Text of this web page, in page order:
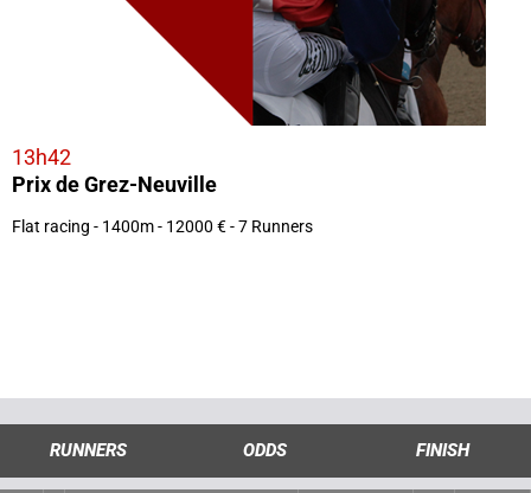
13h42
Prix de Grez-Neuville
Flat racing - 1400m - 12000 € - 7 Runners
RUNNERS ODDS FINISH